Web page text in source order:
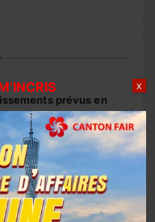
prévus en
minière entre
officielle du
ALLIANCE
X